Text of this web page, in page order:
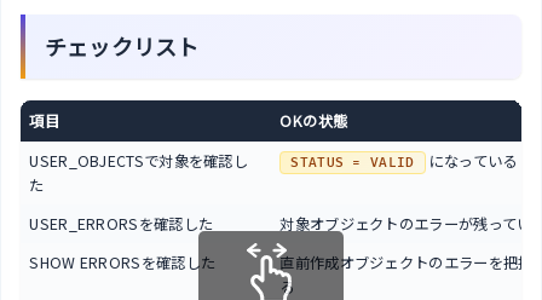
チェックリスト
項目
OKの状態
USER_OBJECTSで対象を確認し
た
STATUS = VALID になっている
USER_ERRORSを確認した
対象オブジェクトのエラーが残ってい
SHOW ERRORSを確認した
直前作成オブジェクトのエラーを把握
る